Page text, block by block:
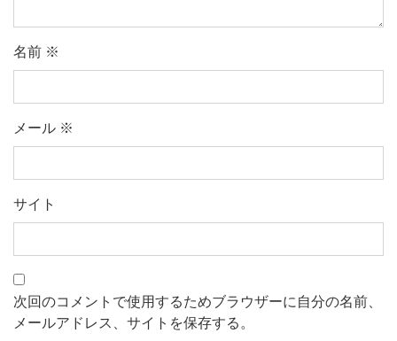
名前 ※
メール ※
サイト
次回のコメントで使用するためブラウザーに自分の名前、
メールアドレス、サイトを保存する。